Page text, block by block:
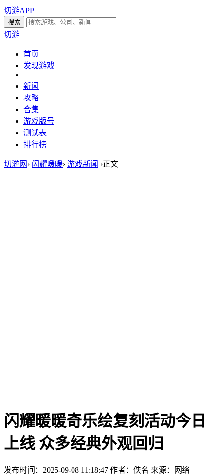
切游APP
切游
首页
发现游戏
新闻
攻略
合集
游戏版号
测试表
排行榜
切游网 › 闪耀暖暖› 游戏新闻 ›正文
闪耀暖暖奇乐绘复刻活动今日
上线 众多经典外观回归
发布时间：2025-09-08 11:18:47 作者：佚名 来源：网络